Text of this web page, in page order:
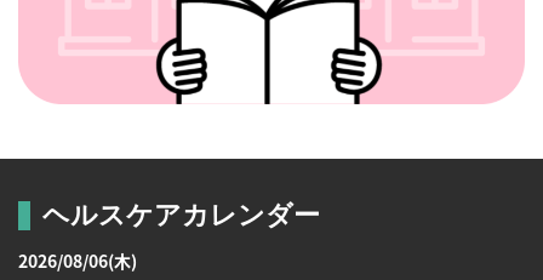
ヘルスケアカレンダー
2026/08/06(木)